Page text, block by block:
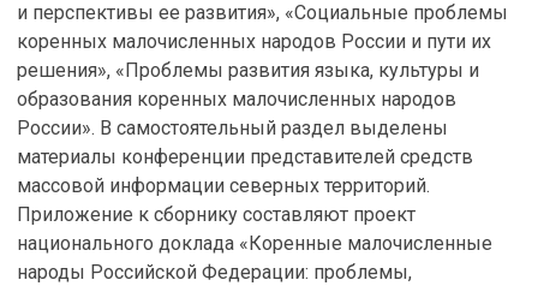
и перспективы ее развития», «Социальные проблемы
коренных малочисленных народов России и пути их
решения», «Проблемы развития языка, культуры и
образования коренных малочисленных народов
России». В самостоятельный раздел выделены
материалы конференции представителей средств
массовой информации северных территорий.
Приложение к сборнику составляют проект
национального доклада «Коренные малочисленные
народы Российской Федерации: проблемы,